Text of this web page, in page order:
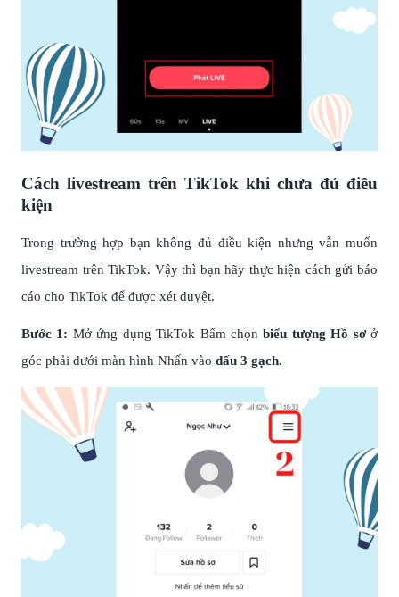
Cách livestream trên TikTok khi chưa đủ điều
kiện
Trong trường hợp bạn không đủ điều kiện nhưng vẫn muốn
livestream trên TikTok. Vậy thì bạn hãy thực hiện cách gửi báo
cáo cho TikTok để được xét duyệt.
Bước 1: Mở ứng dụng TikTok Bấm chọnbiểu tượng Hồ sơở
góc phải dưới màn hình Nhấn vào dấu 3 gạch.